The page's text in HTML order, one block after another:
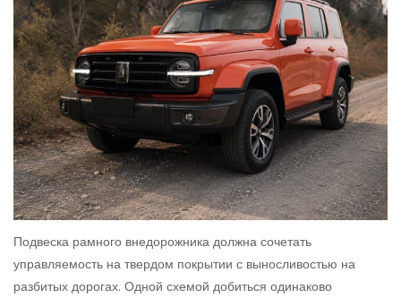
Подвеска рамного внедорожника должна сочетать
управляемость на твердом покрытии с выносливостью на
разбитых дорогах. Одной схемой добиться одинаково